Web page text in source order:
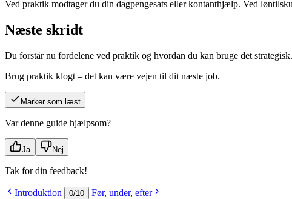
Ved praktik modtager du din dagpengesats eller kontanthjælp. Ved
Næste skridt
Du forstår nu fordelene ved praktik og hvordan du kan bruge det
Brug praktik klogt – det kan være vejen til dit næste job.
Marker som læst
Var denne guide hjælpsom?
Ja Nej
Tak for din feedback!
Introduktion 0/10
Før, under, efter